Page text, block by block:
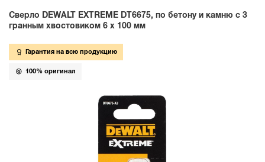
Сверло DEWALT EXTREME DT6675, по бетону и камню с 3
гранным хвостовиком 6 x 100 мм
Гарантия на всю продукцию
100% оригинал